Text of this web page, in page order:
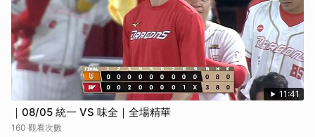
11:41
｜08/05 統一 VS 味全｜全場精華
160 觀看次數